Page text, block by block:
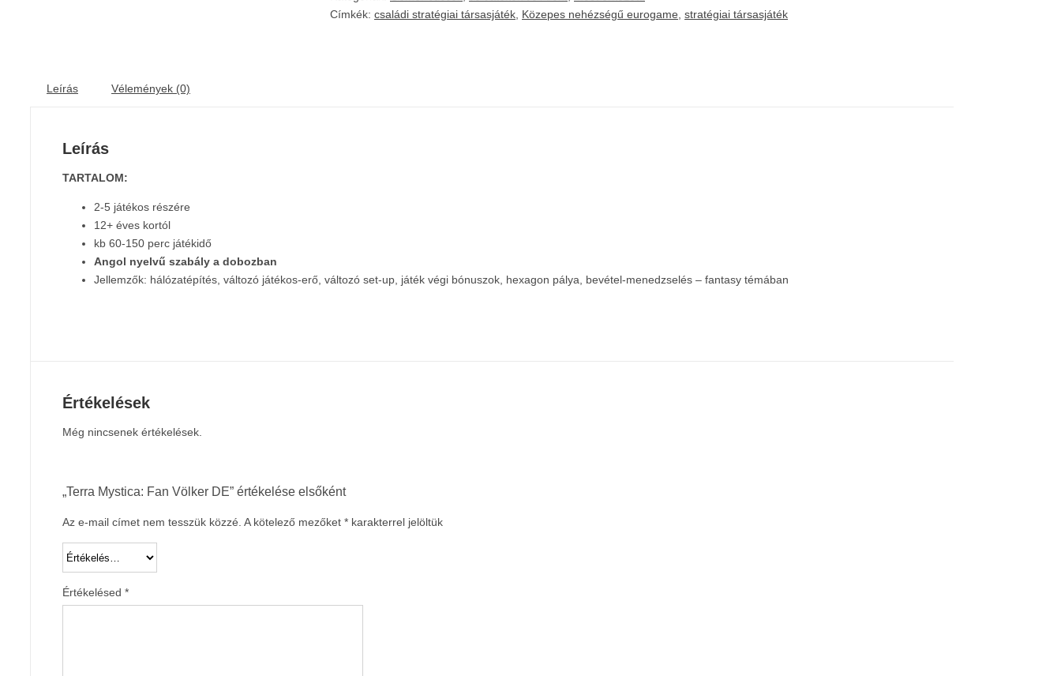
Címkék: családi stratégiai társasjáték Közepes nehézségű eurogame stratégiai társasjáték
Leírás Vélemények (0)
Leírás
TARTALOM:
2-5 játékos részére
12+ éves kortól
kb 60-150 perc játékidő
Angol nyelvű szabály a dobozban
Jellemzők: hálózatépítés, változó játékos-erő, változó set-up, játék végi bónuszok, hexagon pálya, bevétel-menedzselés – fantasy témában
Értékelések
Még nincsenek értékelések.
„Terra Mystica: Fan Völker DE” értékelése elsőként
Az e-mail címet nem tesszük közzé. A kötelező mezőket * karakterrel jelöltük
Értékelésed *